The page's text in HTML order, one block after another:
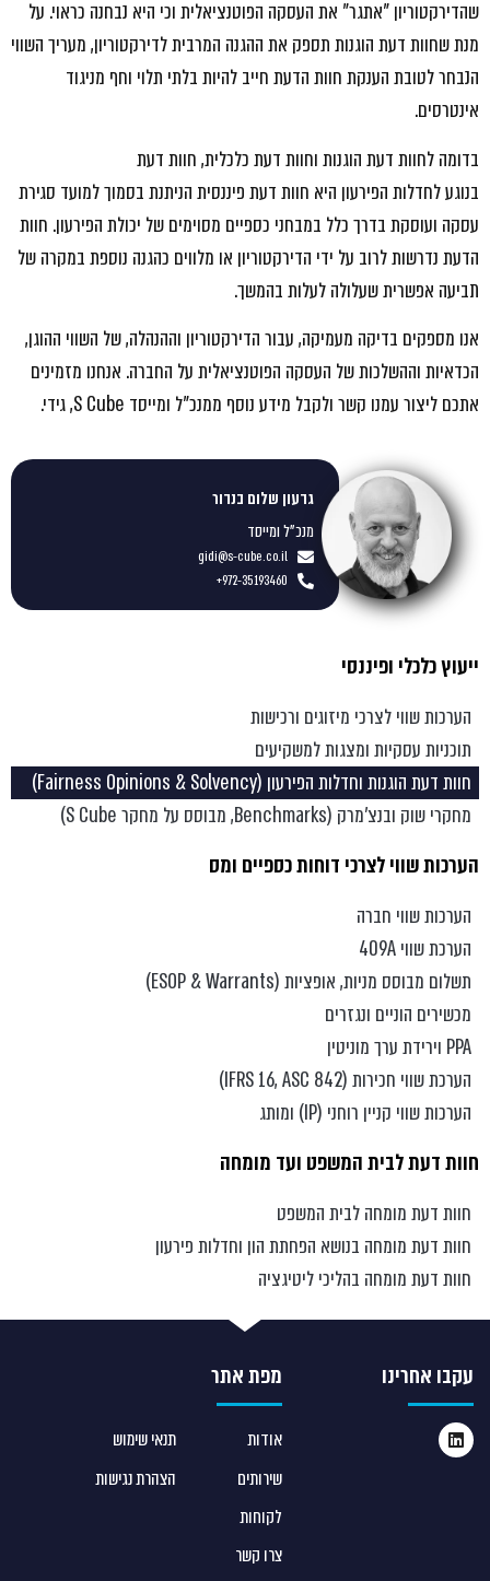
ייעוץ כלכלי ופיננסי
הערכות שווי לצרכי מיזוגים ורכישות
תוכניות עסקיות ומצגות למשקיעים
חוות דעת הוגנות וחדלות הפירעון (Fairness Opinions & Solvency)
מחקרי שוק ובנצ’מרק (Benchmarks, מבוסס על מחקר S Cube)
הערכות שווי לצרכי דוחות כספיים ומס
הערכות שווי חברה
הערכת שווי 409A
תשלום מבוסס מניות, אופציות (ESOP & Warrants)
מכשירים הוניים ונגזרים
PPA וירידת ערך מוניטין
הערכת שווי חכירות (IFRS 16, ASC 842)
הערכות שווי קניין רוחני (IP) ומותג
חוות דעת לבית המשפט ועד מומחה
חוות דעת מומחה לבית המשפט
חוות דעת מומחה בנושא הפחתת הון וחדלות פירעון
חוות דעת מומחה בהליכי ליטיגציה
שהדירקטוריון "אתגר" את העסקה הפוטנציאלית וכי היא נבחנה כראוי. על
מנת שחוות דעת הוגנות תספק את ההגנההמרביתלדירקטוריון, מעריך השווי
הנבחר לטובת הענקת חוות הדעת חייב להיות בלתי תלוי וחף מניגוד
אינטרסים.
בדומה לחוות דעת הוגנות וחוות דעת כלכלית, חוות דעת
בנוגעלחדלותהפירעון היא חוות דעת פיננסית הניתנת בסמוך למועד סגירת
עסקה ועוסקת בדרך כלל במבחני כספיים מסוימים של יכולת הפירעון. חוות
הדעת נדרשות לרוב על ידי הדירקטוריון או מלווים כהגנה נוספת במקרה של
תביעה אפשרית שעלולה לעלות בהמשך.
אנו מספקים בדיקה מעמיקה, עבור הדירקטוריון וההנהלה, של השווי ההוגן,
הכדאיות וההשלכות של העסקה הפוטנציאלית על החברה. אנחנו מזמינים
אתכם ליצור עמנו קשר ולקבל מידע נוסף ממנכ"ל ומייסד S Cube, גידי.
גדעון שלום בנדור
מנכ"ל ומייסד
gidi@s-cube.co.il
972-35193460+
עקבו אחרינו מפת אתר
אודות
שירותים
לקוחות
צרו קשר
תנאי שימוש
הצהרת נגישות